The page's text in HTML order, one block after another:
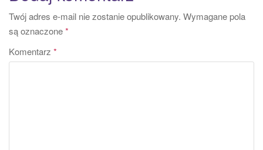
Twój adres e-mail nie zostanie opublikowany. Wymagane pola
są oznaczone*
Komentarz *